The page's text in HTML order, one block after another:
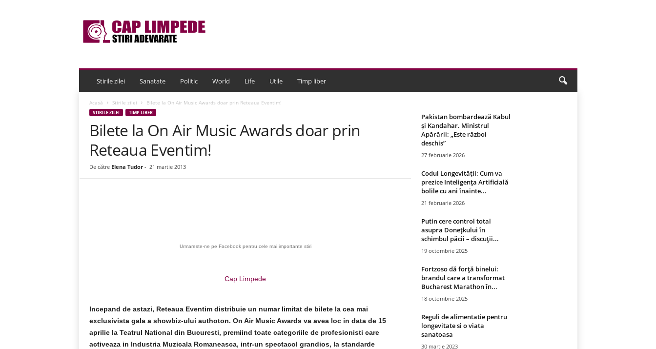
p
d
Stirile zilei Sanatate Politic World Life Utile Timp liber
Acasă Stirile zilei Bilete la On Air Music Awards doar prin Reteaua Eventim!
STIRILE ZILEI TIMP LIBER
Bilete la On Air Music Awards doar prin
Reteaua Eventim!
De către Elena Tudor- 21 martie 2013
Urmareste-ne pe Facebook pentru cele mai importante stiri
Cap Limpede
Incepand de astazi, Reteaua Eventim distribuie un numar limitat de bilete la cea mai
exclusivista gala a showbiz-ului authoton. On Air Music Awards va avea loc in data de 15
aprilie la Teatrul National din Bucuresti, premiind toate categoriile de profesionisti care
activeaza in Industria Muzicala Romaneasca, intr-un spectacol grandios, la standarde
Pakistan bombardează Kabul
și Kandahar. Ministrul
Apărării: „Este război
deschis”
27 februarie 2026
Codul Longevității: Cum va
prezice Inteligența Artificială
bolile cu ani înainte...
21 februarie 2026
Putin cere control total
asupra Donețkului în
schimbul păcii – discuții...
19 octombrie 2025
Fortzoso dă forță binelui:
brandul care a transformat
Bucharest Marathon în...
18 octombrie 2025
Reguli de alimentatie pentru
longevitate si o viata
sanatoasa
30 martie 2023